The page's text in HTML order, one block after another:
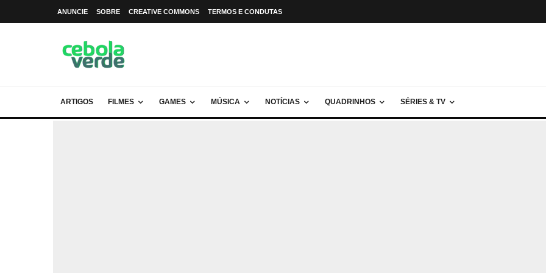
ANUNCIE SOBRE CREATIVE COMMONS TERMOS E CONDUTAS
ARTIGOS FILMES GAMES MÚSICA NOTÍCIAS QUADRINHOS SÉRIES & TV